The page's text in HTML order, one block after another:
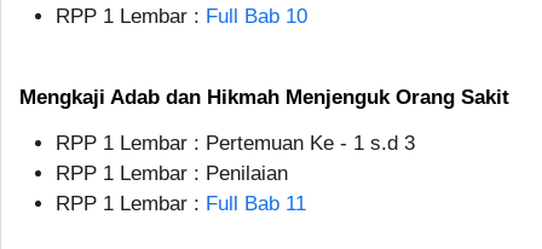
RPP 1 Lembar : Full Bab 10
Mengkaji Adab dan Hikmah Menjenguk Orang Sakit
RPP 1 Lembar : Pertemuan Ke - 1 s.d 3
RPP 1 Lembar : Penilaian
RPP 1 Lembar : Full Bab 11